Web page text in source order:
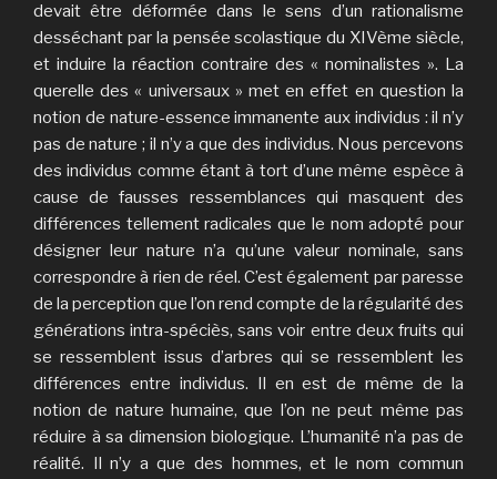
devait être déformée dans le sens d’un rationalisme
desséchant par la pensée scolastique du XIVème siècle,
et induire la réaction contraire des « nominalistes ». La
querelle des « universaux » met en effet en question la
notion de nature-essence immanente aux individus : il n’y
pas de nature ; il n’y a que des individus. Nous percevons
des individus comme étant à tort d’une même espèce à
cause de fausses ressemblances qui masquent des
différences tellement radicales que le nom adopté pour
désigner leur nature n’a qu’une valeur nominale, sans
correspondre à rien de réel. C’est également par paresse
de la perception que l’on rend compte de la régularité des
générations intra-spéciès, sans voir entre deux fruits qui
se ressemblent issus d’arbres qui se ressemblent les
différences entre individus. Il en est de même de la
notion de nature humaine, que l’on ne peut même pas
réduire à sa dimension biologique. L’humanité n’a pas de
réalité. Il n’y a que des hommes, et le nom commun